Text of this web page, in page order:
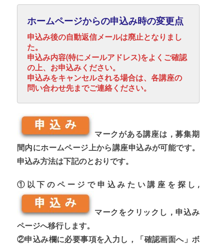
ホームページからの申込み時の変更点
申込み後の自動返信メールは廃止となりまし
た。
申込み内容(特にメールアドレス)をよくご確認
の上、お申込みください。
申込みをキャンセルされる場合は、各講座の
問い合わせ先までご連絡ください。
マークがある講座は，募集期
間内にホームページ上から講座申込みが可能です。
申込み方法は下記のとおりです。
①以下のページで申込みたい講座を探し,
マークをクリックし，申込み
ページへ移行します。
②申込み欄に必要事項を入力し，「確認画面へ」ボ